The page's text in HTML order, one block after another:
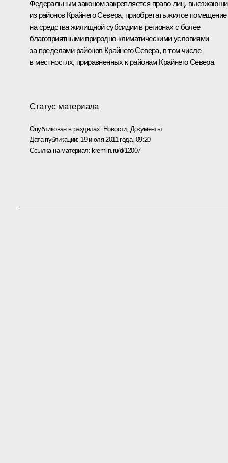
Федеральным законом закрепляется право лиц,
из районов Крайнего Севера, приобретать жилое помещение
на средства жилищной субсидии в регионах с более
благоприятными природно-климатическими условиями
за пределами районов Крайнего Севера, в том числе
в местностях, приравненных к районам Крайнего Севера.
Статус материала
Опубликован в разделах: Новости, Документы
Дата публикации: 19 июля 2011 года, 09:20
Ссылка на материал: kremlin.ru/d/12007